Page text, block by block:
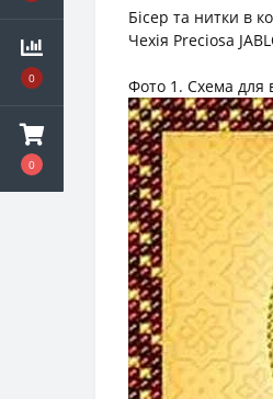
0
0
Бісер та нитки в
Чехія Preciosa
Фото 1. Схема для